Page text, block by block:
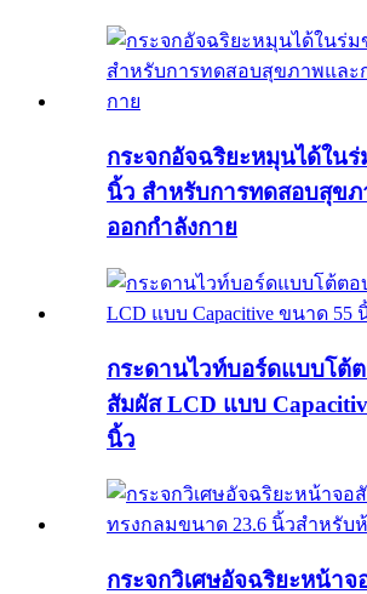
กระจกอัจฉริยะหมุนได้ใน
นิ้ว สำหรับการทดสอบสุขภ
ออกกำลังกาย
กระดานไวท์บอร์ดแบบโต้
สัมผัส LCD แบบ
นิ้ว
กระจกวิเศษอัจฉริยะหน้าจ